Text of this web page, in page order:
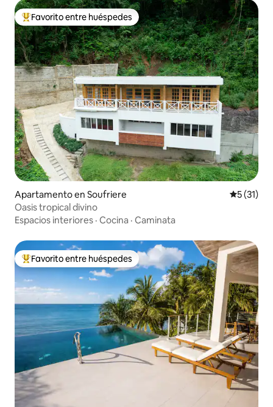
Favorito entre huéspedes preferido
Favorito entre huéspedes
Apartamento en Soufriere
5 (31)
Oasis tropical divino
Espacios interiores · Cocina · Caminata
Favorito entre huéspedes preferido
Favorito entre huéspedes